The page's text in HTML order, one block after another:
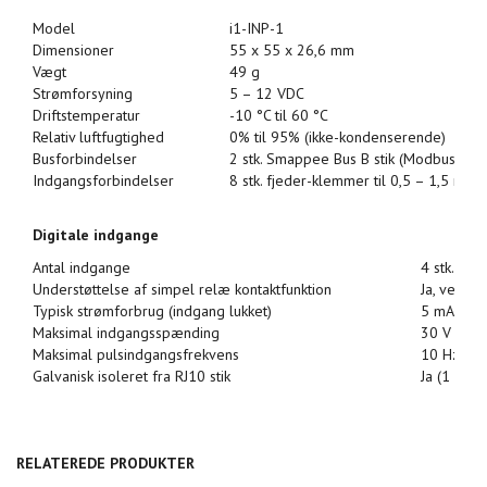
Model
i1-INP-1
Dimensioner
55 x 55 x 26,6 mm
Vægt
49 g
Strømforsyning
5 – 12 VDC
Driftstemperatur
-10 °C til 60 °C
Relativ luftfugtighed
0% til 95% (ikke-kondenserende)
Busforbindelser
2 stk. Smappee Bus B stik (Modbus
Indgangsforbindelser
8 stk. fjeder-klemmer til 0,5 – 1,5 mm
Digitale indgange
Antal indgange
4 stk.
Understøttelse af simpel relæ kontaktfunktion
Ja, ved
Typisk strømforbrug (indgang lukket)
5 mA
Maksimal indgangsspænding
30 V
Maksimal pulsindgangsfrekvens
10 Hz
Galvanisk isoleret fra RJ10 stik
Ja (1 KV)
RELATEREDE PRODUKTER